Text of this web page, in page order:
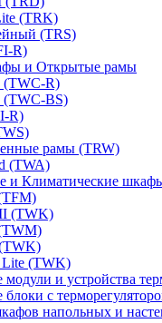
(TRK)
(TRS)
R)
и Открытые рамы
(TWC-R)
(TWC-BS)
R)
рамы (TRW)
(TWA)
и Климатические
(TWK)
(TWK)
и устройства
с
напольных и